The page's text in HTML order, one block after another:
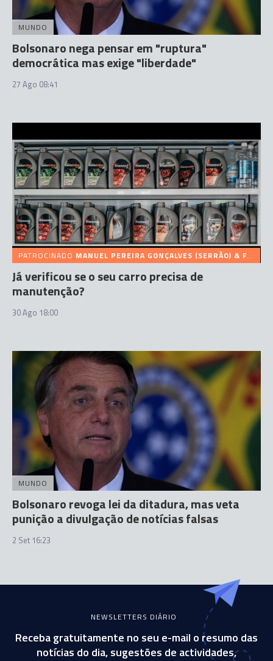
MUNDO
Bolsonaro nega pensar em "ruptura"
democrática mas exige "liberdade"
27 Ago 08:41
PATROCINADO MANUEL PEREIRA GONÇALVES (SERRÃO) & FILHOS, LDA
Já verificou se o seu carro precisa de
manutenção?
30 Ago 18:00
MUNDO
Bolsonaro revoga lei da ditadura, mas veta
punição a divulgação de notícias falsas
2 Set 16:23
NEWSLETTERS DIÁRIO
Receba gratuitamente no seu e-mail o resumo das
notícias do dia, sugestões de actividades,